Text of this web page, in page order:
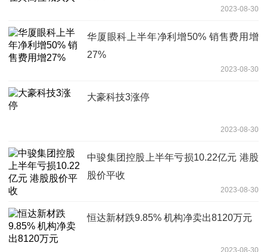
2023-08-30
华厦眼科上半年净利增50% 销售费用增
27%
2023-08-30
大豪科技3涨停
2023-08-30
中骏集团控股上半年亏损10.22亿元 港股
股价平收
2023-08-30
恒达新材跌9.85% 机构净卖出8120万元
2023-08-30